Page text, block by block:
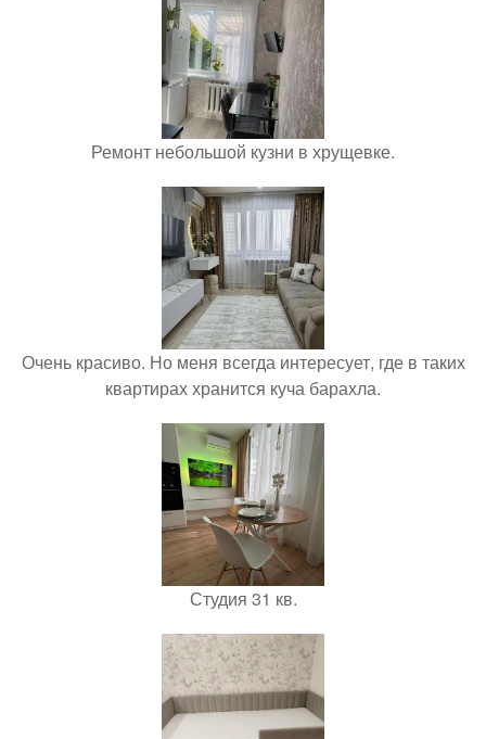
Ремонт небольшой кузни в хрущевке.
Очень красиво. Но меня всегда интересует, где в таких
квартирах хранится куча барахла.
Студия 31 кв.